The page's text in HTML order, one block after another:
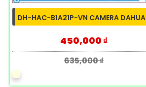
DH-HAC-B1A21P-VN CAMERA DAHUA
450,000 ₫
635,000 ₫